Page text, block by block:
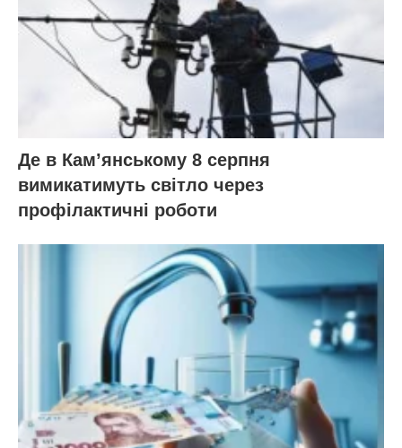
Де в Кам’янському 8 серпня
вимикатимуть світло через
профілактичні роботи